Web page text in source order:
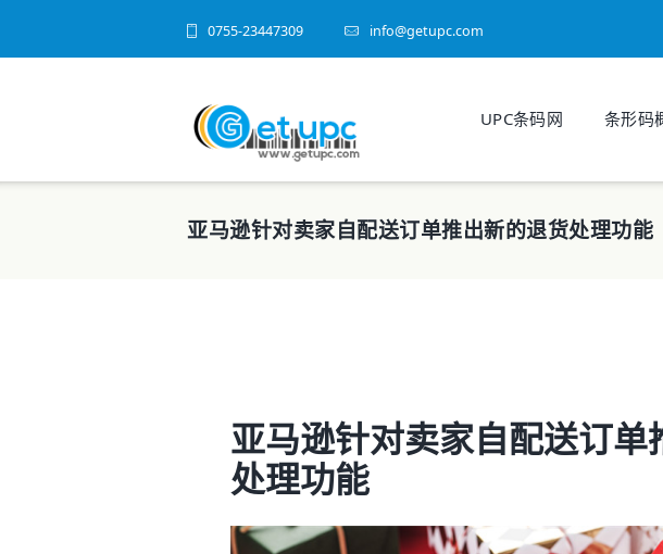
0755-23447309 info@getupc.com
UPC条码网 条形码
亚马逊针对卖家自配送订单推出新的退货处理功能
亚马逊针对卖家自配送订单
处理功能